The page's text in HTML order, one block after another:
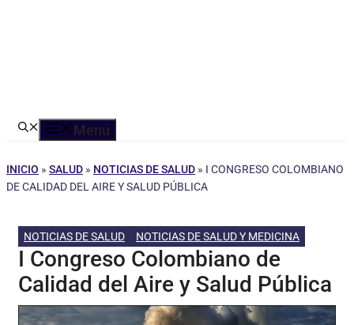
Menú
INICIO » SALUD » NOTICIAS DE SALUD » I CONGRESO COLOMBIANO
DE CALIDAD DEL AIRE Y SALUD PÚBLICA
NOTICIAS DE SALUD NOTICIAS DE SALUD Y MEDICINA
I Congreso Colombiano de
Calidad del Aire y Salud Pública